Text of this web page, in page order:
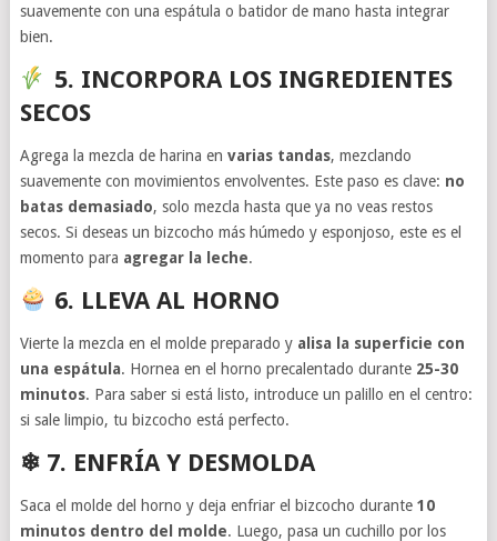
suavemente con una espátula o batidor de mano hasta integrar
bien.
5. INCORPORA LOS INGREDIENTES
SECOS
Agrega la mezcla de harina en varias tandas, mezclando
suavemente con movimientos envolventes. Este paso es clave: no
batas demasiado, solo mezcla hasta que ya no veas restos
secos. Si deseas un bizcocho más húmedo y esponjoso, este es el
momento para agregar la leche.
6. LLEVA AL HORNO
Vierte la mezcla en el molde preparado y alisa la superficie con
una espátula. Hornea en el horno precalentado durante 25-30
minutos. Para saber si está listo, introduce un palillo en el centro:
si sale limpio, tu bizcocho está perfecto.
❄ 7. ENFRÍA Y DESMOLDA
Saca el molde del horno y deja enfriar el bizcocho durante 10
minutos dentro del molde. Luego, pasa un cuchillo por los